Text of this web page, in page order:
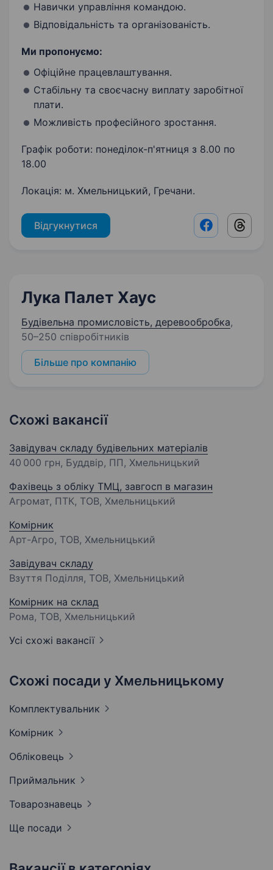
Навички управління командою.
Відповідальність та організованість.
Ми пропонуємо:
Офіційне працевлаштування.
Стабільну та своєчасну виплату заробітної
плати.
Можливість професійного зростання.
Графік роботи: понеділок-п'ятниця з 8.00 по
18.00
Локація: м. Хмельницький, Гречани.
Відгукнутися Facebook
Лука Палет Хаус
Будівельна промисловість, деревообробка,
50–250 співробітників
Більше про компанію
Схожі вакансії
Завідувач складу будівельних матеріалів
40 000 грн, Буддвір, ПП, Хмельницький
Фахівець з обліку ТМЦ, завгосп в магазин
Агромат, ПТК, ТОВ, Хмельницький
Комірник
Арт-Агро, ТОВ, Хмельницький
Завідувач складу
Взуття Поділля, ТОВ, Хмельницький
Комірник на склад
Рома, ТОВ, Хмельницький
Усі схожі вакансії
Схожі посади у Хмельницькому
Комплектувальник
Комірник
Обліковець
Приймальник
Товарознавець
Ще посади